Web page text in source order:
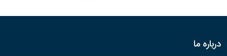
درباره ما